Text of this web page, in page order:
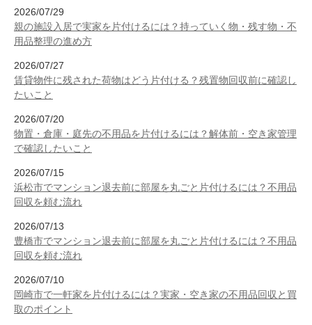
2026/07/29
親の施設入居で実家を片付けるには？持っていく物・残す物・不
用品整理の進め方
2026/07/27
賃貸物件に残された荷物はどう片付ける？残置物回収前に確認し
たいこと
2026/07/20
物置・倉庫・庭先の不用品を片付けるには？解体前・空き家管理
で確認したいこと
2026/07/15
浜松市でマンション退去前に部屋を丸ごと片付けるには？不用品
回収を頼む流れ
2026/07/13
豊橋市でマンション退去前に部屋を丸ごと片付けるには？不用品
回収を頼む流れ
2026/07/10
岡崎市で一軒家を片付けるには？実家・空き家の不用品回収と買
取のポイント